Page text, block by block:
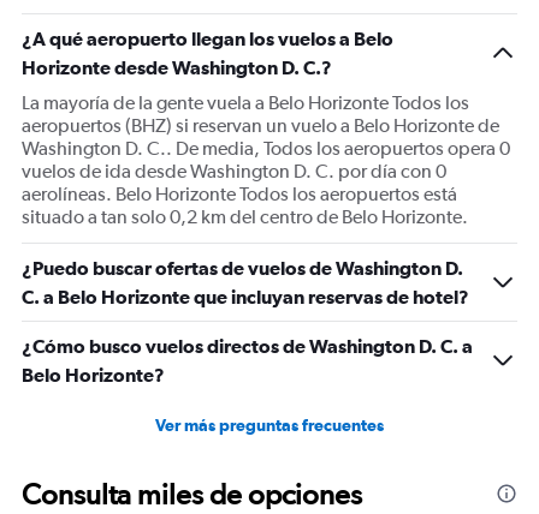
¿A qué aeropuerto llegan los vuelos a Belo
Horizonte desde Washington D. C.?
La mayoría de la gente vuela a Belo Horizonte Todos los
aeropuertos (BHZ) si reservan un vuelo a Belo Horizonte de
Washington D. C.. De media, Todos los aeropuertos opera 0
vuelos de ida desde Washington D. C. por día con 0
aerolíneas. Belo Horizonte Todos los aeropuertos está
situado a tan solo 0,2 km del centro de Belo Horizonte.
¿Puedo buscar ofertas de vuelos de Washington D.
C. a Belo Horizonte que incluyan reservas de hotel?
¿Cómo busco vuelos directos de Washington D. C. a
Belo Horizonte?
Ver más preguntas frecuentes
Consulta miles de opciones